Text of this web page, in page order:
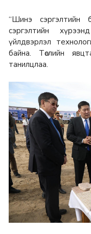
“Шинэ сэргэлтийн
сэргэлтийн
үйлдвэрлэл
байна. Төслийн
танилцлаа.